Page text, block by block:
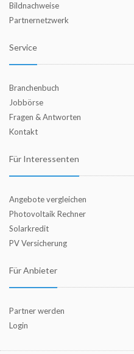
Bildnachweise
Partnernetzwerk
Service
Branchenbuch
Jobbörse
Fragen & Antworten
Kontakt
Für Interessenten
Angebote vergleichen
Photovoltaik Rechner
Solarkredit
PV Versicherung
Für Anbieter
Partner werden
Login